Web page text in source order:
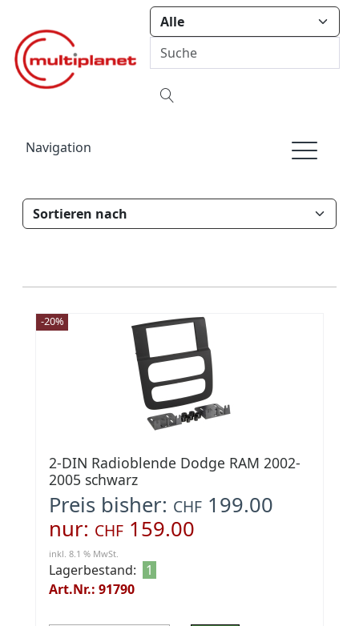
Navigation
-20%
2-DIN Radioblende Dodge RAM 2002-
2005 schwarz
Preis bisher: CHF 199.00
nur: CHF 159.00
inkl. 8.1 % MwSt.
Lagerbestand:
1
Art.Nr.: 91790